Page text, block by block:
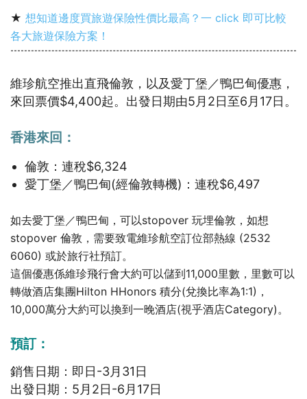
★ 想知道邊度買旅遊保險性價比最高？一 click 即可比較
各大旅遊保險方案！
維珍航空推出直飛倫敦，以及愛丁堡／鴨巴甸優惠，
來回票價$4,400起。出發日期由5月2日至6月17日。
香港來回：
倫敦：連稅$6,324
愛丁堡／鴨巴甸(經倫敦轉機)：連稅$6,497
如去愛丁堡／鴨巴甸，可以stopover 玩埋倫敦，如想
stopover 倫敦，需要致電維珍航空訂位部熱線 (2532
6060) 或於旅行社預訂。
這個優惠係維珍飛行會大約可以儲到11,000里數，里數可以
轉做酒店集團Hilton HHonors 積分(兌換比率為1:1)，
10,000萬分大約可以換到一晚酒店(視乎酒店Category)。
預訂：
銷售日期：即日-3月31日
出發日期：5月2日-6月17日